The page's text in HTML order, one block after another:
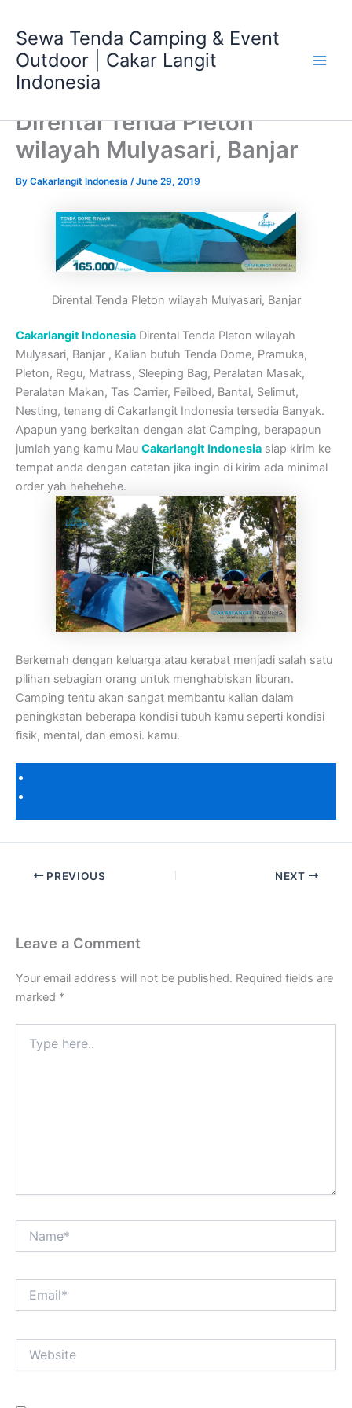
content
Sewa Tenda Camping & Event
Outdoor | Cakar Langit
Indonesia
Dirental Tenda Pleton
wilayah Mulyasari, Banjar
By Cakarlangit Indonesia /June 29, 2019
Dirental Tenda Pleton wilayah Mulyasari, Banjar
Cakarlangit Indonesia Dirental Tenda Pleton wilayah
Mulyasari, Banjar , Kalian butuh Tenda Dome, Pramuka,
Pleton, Regu, Matrass, Sleeping Bag, Peralatan Masak,
Peralatan Makan, Tas Carrier, Feilbed, Bantal, Selimut,
Nesting, tenang di Cakarlangit Indonesia tersedia Banyak.
Apapun yang berkaitan dengan alat Camping, berapapun
jumlah yang kamu Mau Cakarlangit Indonesia siap kirim ke
tempat anda dengan catatan jika ingin di kirim ada minimal
order yah hehehehe.
Berkemah dengan keluarga atau kerabat menjadi salah satu
pilihan sebagian orang untuk menghabiskan liburan.
Camping tentu akan sangat membantu kalian dalam
peningkatan beberapa kondisi tubuh kamu seperti kondisi
fisik, mental, dan emosi. kamu.
PREVIOUS NEXT
Leave a Comment
Your email address will not be published. Required fields are
marked *
here..